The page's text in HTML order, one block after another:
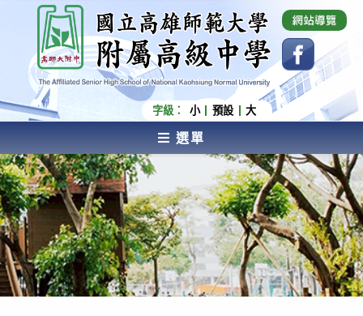
內
容
國立高雄師範大學附屬高級中學 Affiliated Senior
High School of National Kaohsiung Normal
University
字級： 小 預設 大
選單
AFFILIATED SENIOR HIGH SCHOOL OF NATIONAL
KAOHSIUNG NORMAL UNIVERSITY